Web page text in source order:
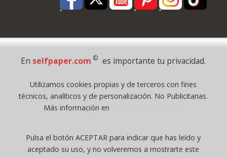
Pago Seguro
Todos los derechos reservados
©selfpaper.com, y las webs de ©gruposelfpaper.org están gestionadas, y
Registro Mercantil de Valencia ( España ) CEE:
Tomo 7263, Libro 4565, Folio 1, Sección 8, Hoja V-85203.
En selfpaper.com © es importante tu privacidad.
Utilizamos cookies propias y de terceros con fines
técnicos, analíticos y de personalización. No Publicitarias.
Más información en
Pulsa el botón ACEPTAR para indicar que has leído y
aceptado su uso, y no volveremos a mostrarte este